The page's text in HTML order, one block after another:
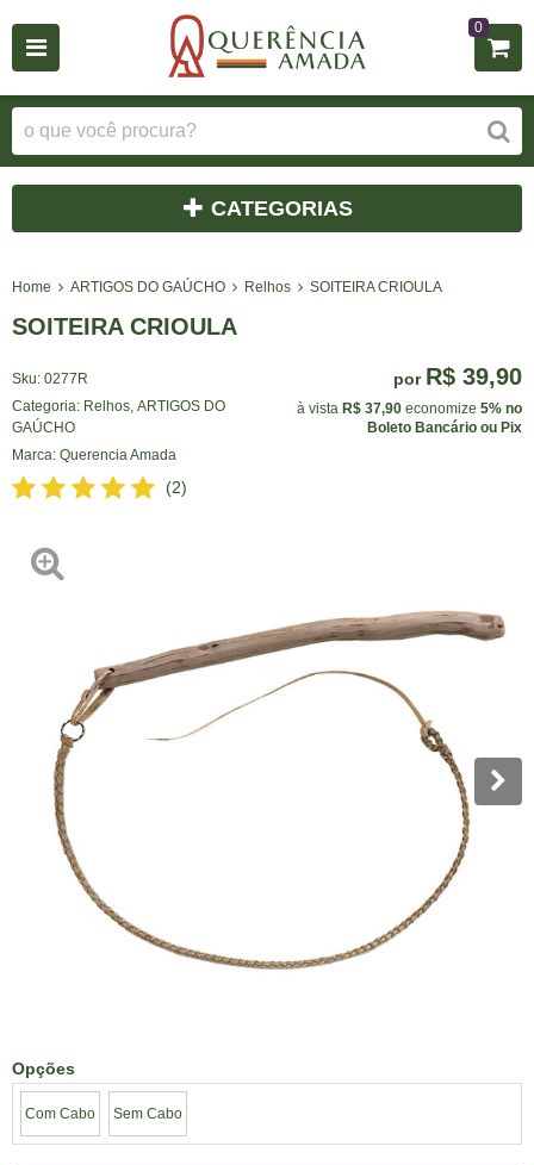
0
CATEGORIAS
Home ARTIGOS DO GAÚCHO Relhos SOITEIRA CRIOULA
SOITEIRA CRIOULA
Sku: 0277R
Categoria: Relhos ARTIGOS DO
GAÚCHO
Marca: Querencia Amada
(2)
por R$ 39,90
à vista R$ 37,90 economize 5% no
Boleto Bancário ou Pix
Opções
Com Cabo Sem Cabo